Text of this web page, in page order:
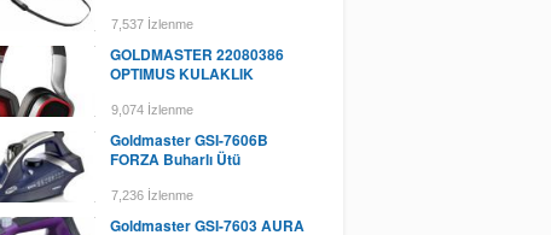
7,537 İzlenme
GOLDMASTER 22080386
OPTIMUS KULAKLIK
9,074 İzlenme
Goldmaster GSI-7606B
FORZA Buharlı Ütü
7,236 İzlenme
Goldmaster GSI-7603 AURA